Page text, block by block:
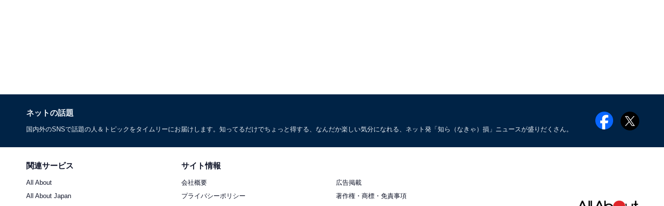
ネットの話題
国内外のSNSで話題の人＆トピックをタイムリーにお届けします。知ってるだけでちょっと得する、なんだか楽しい気分になれる、ネット発「知ら（なきゃ）損」ニュースが盛りだくさん。
関連サービス
All About
All About Japan
サイト情報
会社概要
広告掲載
プライバシーポリシー
著作権・商標・免責事項